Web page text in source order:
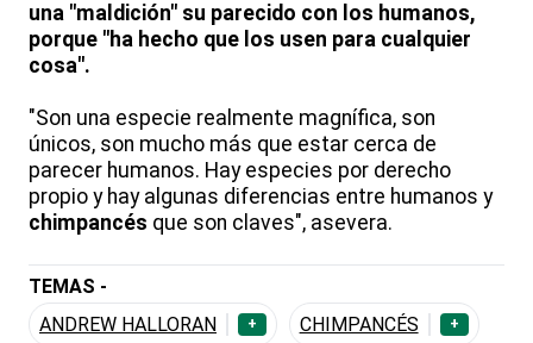
una "maldición" su parecido con los humanos,
porque "ha hecho que los usen para cualquier
cosa".
"Son una especie realmente magnífica, son
únicos, son mucho más que estar cerca de
parecer humanos. Hay especies por derecho
propio y hay algunas diferencias entre humanos y
chimpancés que son claves", asevera.
TEMAS -
ANDREW HALLORAN
+ CHIMPANCÉS +